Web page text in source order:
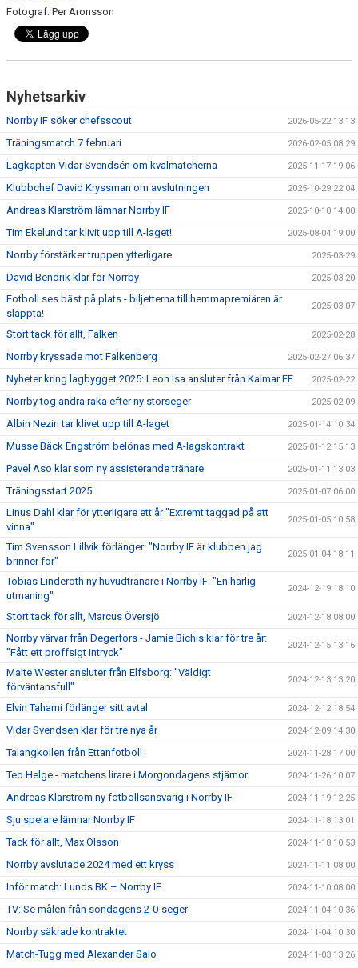
Fotograf: Per Aronsson
Nyhetsarkiv
Norrby IF söker chefsscout 2026-05-22 13:13
Träningsmatch 7 februari 2026-02-05 08:29
Lagkapten Vidar Svendsén om kvalmatcherna 2025-11-17 19:06
Klubbchef David Kryssman om avslutningen 2025-10-29 22:04
Andreas Klarström lämnar Norrby IF 2025-10-10 14:00
Tim Ekelund tar klivit upp till A-laget! 2025-08-04 19:00
Norrby förstärker truppen ytterligare 2025-03-29
David Bendrik klar för Norrby 2025-03-20
Fotboll ses bäst på plats - biljetterna till hemmapremiären är
släppta!
2025-03-07
Stort tack för allt, Falken 2025-02-28
Norrby kryssade mot Falkenberg 2025-02-27 06:37
Nyheter kring lagbygget 2025: Leon Isa ansluter från Kalmar FF 2025-02-22
Norrby tog andra raka efter ny storseger 2025-02-09
Albin Neziri tar klivet upp till A-laget 2025-01-14 10:34
Musse Bäck Engström belönas med A-lagskontrakt 2025-01-12 15:13
Pavel Aso klar som ny assisterande tränare 2025-01-11 13:03
Träningsstart 2025 2025-01-07 06:00
Linus Dahl klar för ytterligare ett år "Extremt taggad på att
vinna"
2025-01-05 10:58
Tim Svensson Lillvik förlänger: "Norrby IF är klubben jag
brinner för"
2025-01-04 18:11
Tobias Linderoth ny huvudtränare i Norrby IF: "En härlig
utmaning"
2024-12-19 18:10
Stort tack för allt, Marcus Översjö 2024-12-18 08:00
Norrby värvar från Degerfors - Jamie Bichis klar för tre år:
"Fått ett proffsigt intryck"
2024-12-15 13:16
Malte Wester ansluter från Elfsborg: "Väldigt
förväntansfull"
2024-12-13 13:20
Elvin Tahami förlänger sitt avtal 2024-12-12 18:54
Vidar Svendsen klar för tre nya år 2024-12-09 14:30
Talangkollen från Ettanfotboll 2024-11-28 17:00
Teo Helge - matchens lirare i Morgondagens stjärnor 2024-11-26 10:07
Andreas Klarström ny fotbollsansvarig i Norrby IF 2024-11-19 12:25
Sju spelare lämnar Norrby IF 2024-11-18 13:01
Tack för allt, Max Olsson 2024-11-18 10:53
Norrby avslutade 2024 med ett kryss 2024-11-11 08:00
Inför match: Lunds BK – Norrby IF 2024-11-10 08:00
TV: Se målen från söndagens 2-0-seger 2024-11-04 10:36
Norrby säkrade kontraktet 2024-11-04 10:30
Match-Tugg med Alexander Salo 2024-11-03 13:26